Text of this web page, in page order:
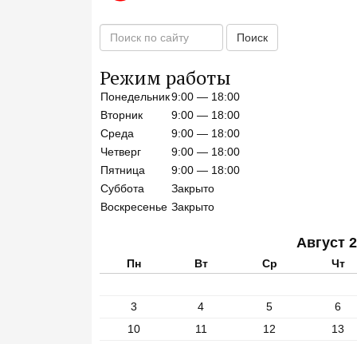
о
с
к
п
о
с
а
й
Поиск
Режим работы
Понедельник9:00 — 18:00
Вторник
9:00 — 18:00
Среда
9:00 — 18:00
Четверг
9:00 — 18:00
Пятница
9:00 — 18:00
Суббота
Закрыто
Воскресенье Закрыто
Август
Пн Вт Ср Чт
3 4 5
6
10
11 12
13